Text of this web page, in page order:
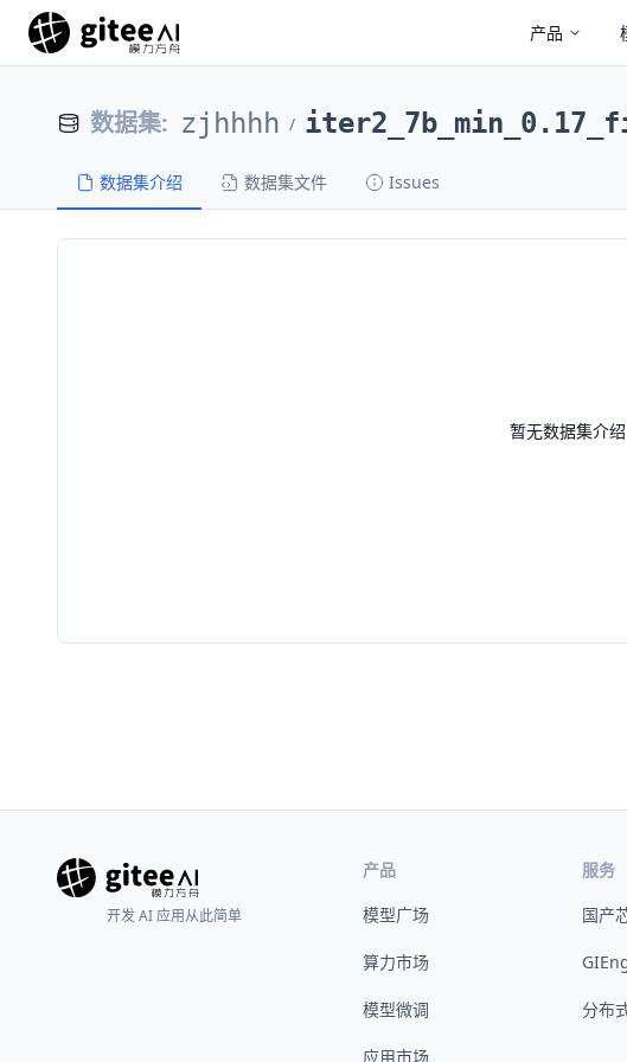
产品
数据集: zjhhhh /
数据集介绍 数据集文件 Issues
暂无数据集介绍
开发 AI 应用从此简单
产品
模型广场
算力市场
模型微调
应用市场
服务
国产
分布